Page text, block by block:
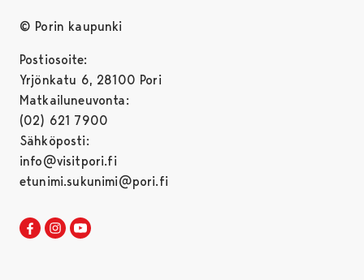
© Porin kaupunki
Postiosoite:
Yrjönkatu 6, 28100 Pori
Matkailuneuvonta:
(02) 621 7900
Sähköposti:
info@visitpori.fi
etunimi.sukunimi@pori.fi
Visit Pori Facebookissa
Avautuu uudessa välilehdessä
Visit Pori Instagrammissa
Avautuu uudessa välilehdessä